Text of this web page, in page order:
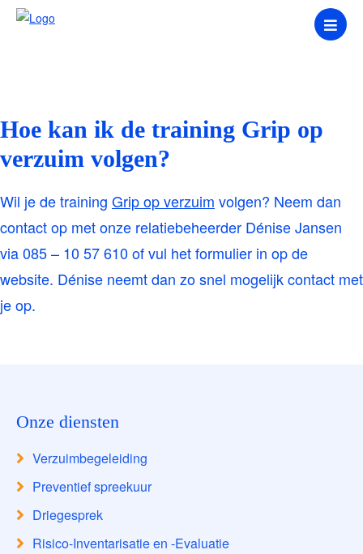
Hoe kan ik de training Grip op
verzuim volgen?
Wil je de training Grip op verzuim volgen? Neem dan
contact op met onze relatiebeheerder Dénise Jansen
via 085 – 10 57 610 of vul het formulier in op de
website. Dénise neemt dan zo snel mogelijk contact met
je op.
Onze diensten
Verzuimbegeleiding
Preventief spreekuur
Driegesprek
Risico-Inventarisatie en -Evaluatie